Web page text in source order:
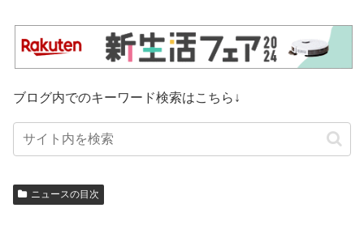
ブログ内でのキーワード検索はこちら↓
ニュースの目次